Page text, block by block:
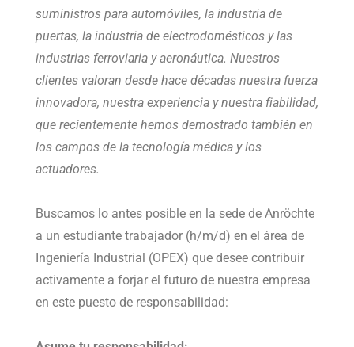
suministros para automóviles, la industria de
puertas, la industria de electrodomésticos y las
industrias ferroviaria y aeronáutica. Nuestros
clientes valoran desde hace décadas nuestra fuerza
innovadora, nuestra experiencia y nuestra fiabilidad,
que recientemente hemos demostrado también en
los campos de la tecnología médica y los
actuadores.
Buscamos lo antes posible en la sede de Anröchte
a un estudiante trabajador (h/m/d) en el área de
Ingeniería Industrial (OPEX) que desee contribuir
activamente a forjar el futuro de nuestra empresa
en este puesto de responsabilidad: